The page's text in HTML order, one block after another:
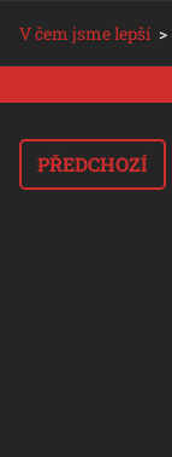
V čem jsme lepší >
PŘEDCHOZÍ